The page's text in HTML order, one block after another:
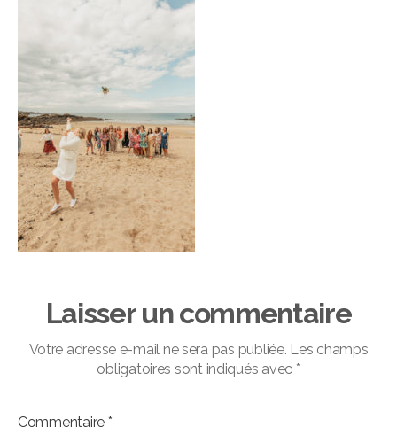
Laisser un commentaire
Votre adresse e-mail ne sera pas publiée. Les champs
obligatoires sont indiqués avec *
Commentaire *